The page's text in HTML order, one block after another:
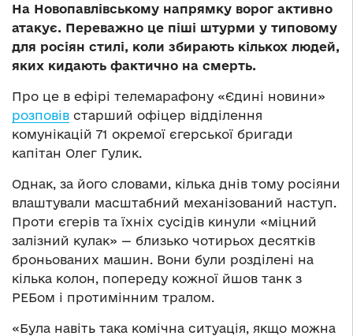
На Новопавлівському напрямку ворог активно
атакує. Переважно це піші штурми у типовому
для росіян стилі, коли збирають кількох людей,
яких кидають фактично на смерть.
Про це в ефірі телемарафону «Єдині новини»
розповів старший офіцер відділення
комунікацій 71 окремої єгерської бригади
капітан Олег Гулик.
Однак, за його словами, кілька днів тому росіяни
влаштували масштабний механізований наступ.
Проти єгерів та їхніх сусідів кинули «міцний
залізний кулак» — близько чотирьох десятків
броньованих машин. Вони були розділені на
кілька колон, попереду кожної йшов танк з
РЕБом і протимінним тралом.
«Була навіть така комічна ситуація, якщо можна